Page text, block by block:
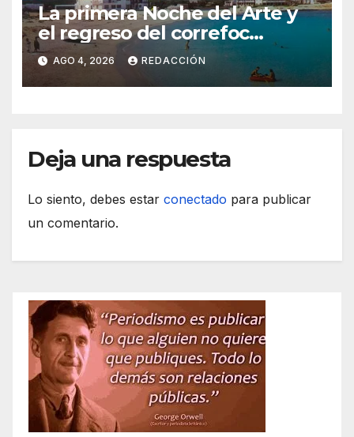
La primera Noche del Arte y
el regreso del correfoc
marcan las Fiestas de Verano
de S’Illot 2026
AGO 4, 2026 REDACCIÓN
Deja una respuesta
Lo siento, debes estar conectado para publicar
un comentario.